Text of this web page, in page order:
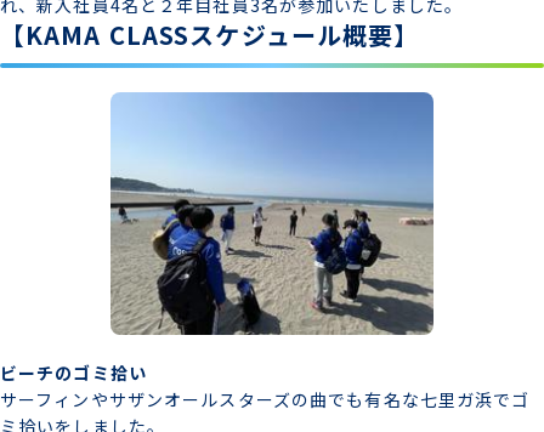
れ、新入社員4名と２年目社員3名が参加いたしました。
【KAMA CLASSスケジュール概要】
ビーチのゴミ拾い
サーフィンやサザンオールスターズの曲でも有名な七里ガ浜でゴ
ミ拾いをしました。